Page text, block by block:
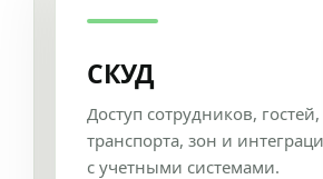
СКУД
Доступ сотрудников, гостей,
транспорта, зон и
с учетными системами.